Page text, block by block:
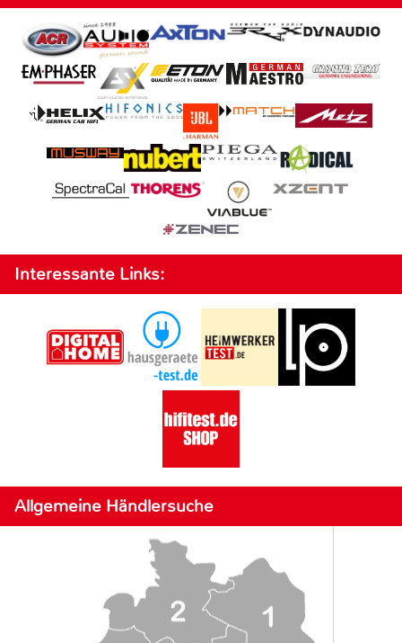
Interessante Links:
Allgemeine Händlersuche